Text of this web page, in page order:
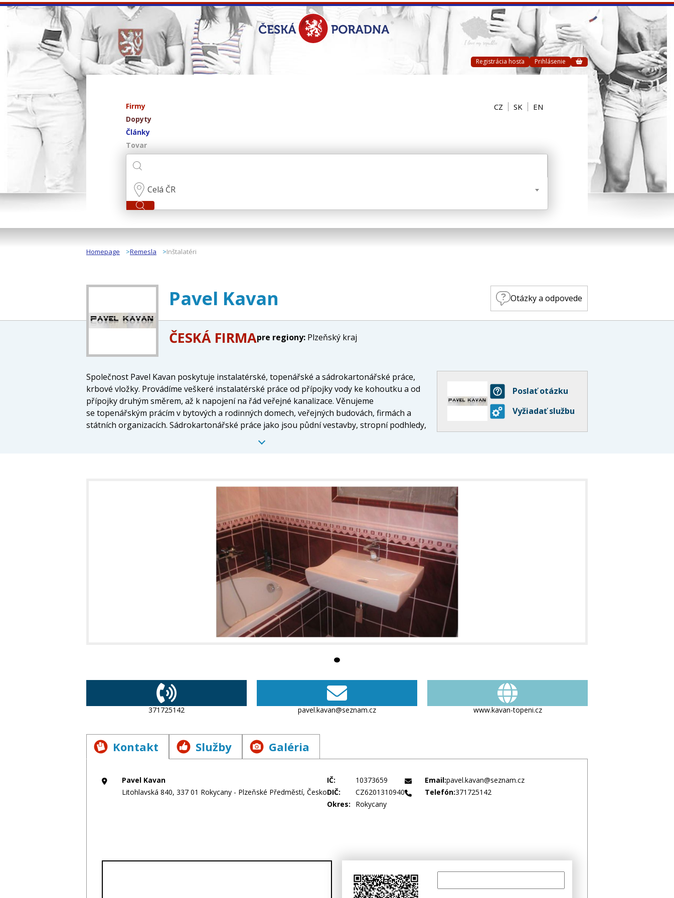
Registrácia hosťa Prihlásenie
Firmy
Dopyty
Články
Tovar
CZ SK EN
Celá ČR
Homepage Remesla Inštalatéri
Pavel Kavan Otázky a odpovede
ČESKÁ FIRMApre regiony: Plzeňský kraj
Společnost Pavel Kavan poskytuje instalatérské, topenářské a sádrokartonářské práce,
krbové vložky. Provádíme veškeré instalatérské práce od přípojky vody ke kohoutku a od
přípojky druhým směrem, až k napojení na řád veřejné kanalizace. Věnujeme
se topenářským prácím v bytových a rodinných domech, veřejných budovách, firmách a
státních organizacích. Sádrokartonářské práce jako jsou půdní vestavby, stropní podhledy,
Poslať otázku
Vyžiadať službu
371725142 pavel.kavan@seznam.cz www.kavan-topeni.cz
Kontakt Služby Galéria
Pavel Kavan
Litohlavská 840, 337 01 Rokycany - Plzeňské Předměstí, Česko
IČ:
10373659
DIČ:
CZ6201310940
Okres:
Rokycany
Email:pavel.kavan@seznam.cz
Telefón:371725142